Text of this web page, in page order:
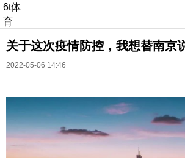
6t体
育
关于这次疫情防控，我想替南京
2022-05-06 14:46
长按识别二维码
进入ofweek阅读全文